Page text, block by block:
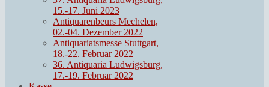
15.-17. Juni 2023
Antiquarenbeurs Mechelen,
02.-04. Dezember 2022
Antiquariatsmesse Stuttgart,
18.-22. Februar 2022
36. Antiquaria Ludwigsburg,
17.-19. Februar 2022